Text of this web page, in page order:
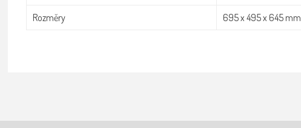
Rozměry 695 x 495 x 645 mm